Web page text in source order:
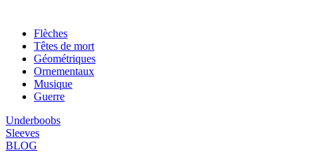
Flèches
Têtes de mort
Géométriques
Ornementaux
Musique
Guerre
Underboobs
Sleeves
BLOG